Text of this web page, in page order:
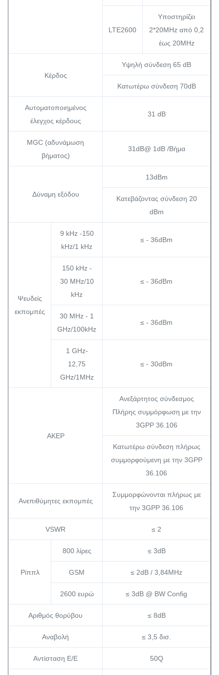
LTE2600
Υποστηρίζει
2*20MHz από 0,2
έως 20MHz
Κέρδος
Υψηλή σύνδεση 65 dB
Κατωτέρω σύνδεση 70dB
Αυτοματοποιημένος
έλεγχος κέρδους
31 dB
MGC (αδυνάμωση
βήματος)
31dB@ 1dB /Βήμα
Δύναμη εξόδου
13dBm
Κατεβάζοντας σύνδεση 20
dBm
Ψευδείς
εκπομπές
9 kHz -150
kHz/1 kHz
≤ - 36dBm
150 kHz -
30 MHz/10
kHz
≤ - 36dBm
30 MHz - 1
GHz/100kHz
≤ - 36dBm
1 GHz-
12,75
GHz/1MHz
≤ - 30dBm
ΑΚΕΡ
Ανεξάρτητος σύνδεσμος
Πλήρης συμμόρφωση με την
3GPP 36.106
Κατωτέρω σύνδεση πλήρως
συμμορφούμενη με την 3GPP
36.106
Ανεπιθύμητες εκπομπές
Συμμορφώνονται πλήρως με
την 3GPP 36.106
VSWR ≤ 2
Ρίππλ
800 λίρες ≤ 3dB
GSM ≤ 2dB / 3,84MHz
2600 ευρώ ≤ 3dB @ BW Config
Αριθμός θορύβου ≤ 8dB
Αναβολή ≤ 3,5 δισ.
Αντίσταση Ε/Ε 50Q